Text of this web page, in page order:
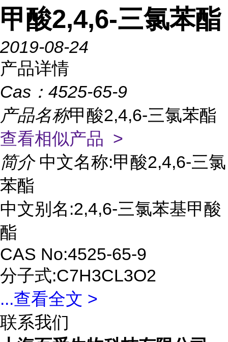
甲酸2,4,6-三氯苯酯
2019-08-24
产品详情
Cas： 4525-65-9
产品名称甲酸2,4,6-三氯苯酯
查看相似产品 >
简介 中文名称:甲酸2,4,6-三氯
苯酯
中文别名:2,4,6-三氯苯基甲酸
酯
CAS No:4525-65-9
分子式:C7H3CL3O2
...查看全文 >
联系我们